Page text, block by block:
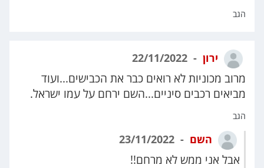
הגב
ירון
מרוב מכוניות לא רואים כבר את הכבישים...ועוד
מביאים רכבים סיניים...השם ירחם על עמו ישראל.
הגב
השם
אבל אני ממש לא מרחם!!